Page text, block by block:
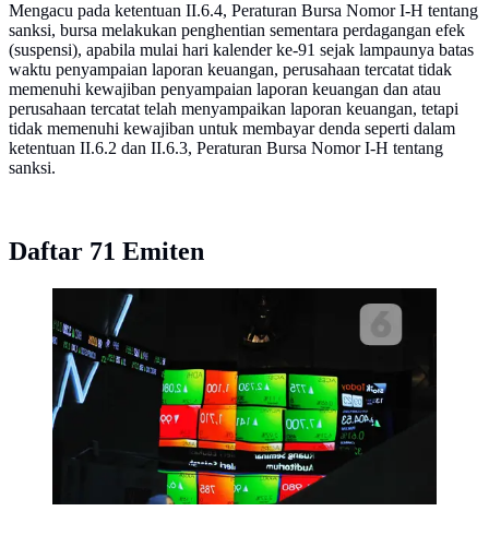
Mengacu pada ketentuan II.6.4, Peraturan Bursa Nomor I-H tentang
sanksi, bursa melakukan penghentian sementara perdagangan efek
(suspensi), apabila mulai hari kalender ke-91 sejak lampaunya batas
waktu penyampaian laporan keuangan, perusahaan tercatat tidak
memenuhi kewajiban penyampaian laporan keuangan dan atau
perusahaan tercatat telah menyampaikan laporan keuangan, tetapi
tidak memenuhi kewajiban untuk membayar denda seperti dalam
ketentuan II.6.2 dan II.6.3, Peraturan Bursa Nomor I-H tentang
sanksi.
Daftar 71 Emiten
Pengunjung tengah melintasi layar pergerakan saham di
BEI, Jakarta. (Liputan6.com/Angga Yuniar)